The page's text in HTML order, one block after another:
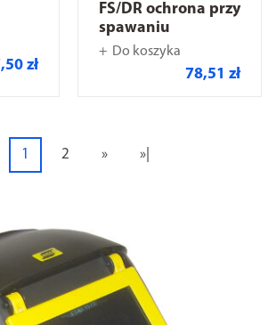
zł
FS/DR ochrona przy
spawaniu
Do koszyka
78,51 zł
1 2 » »|